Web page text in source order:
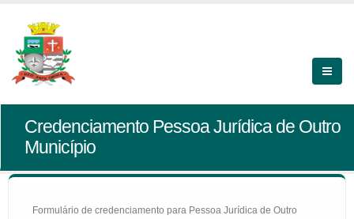
Credenciamento Pessoa Jurídica de Outro
Município
Formulário de credenciamento para Pessoa Jurídica de Outro